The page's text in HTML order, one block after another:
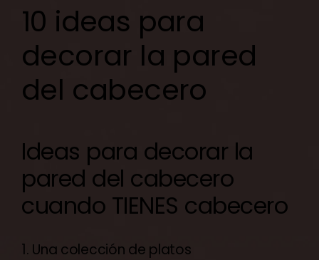
10 ideas para
decorar la pared
del cabecero
Ideas para decorar la
pared del cabecero
cuando TIENES cabecero
1. Una colección de platos